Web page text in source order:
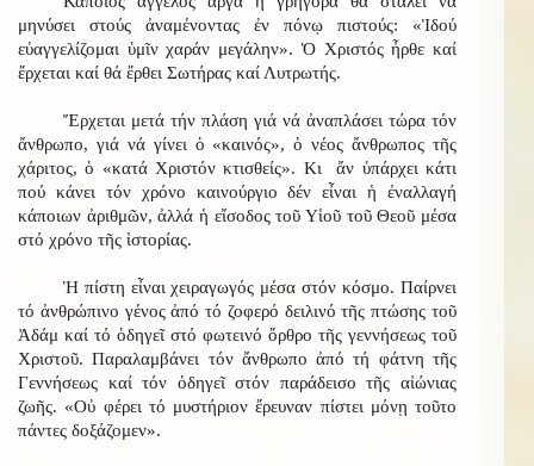
μηνύσει στούς ἀναμένοντας ἐν πόνῳ πιστούς: «Ἱδού
εὐαγγελίζομαι ὑμῖν χαράν μεγάλην». Ὁ Χριστός ἦρθε καί
ἔρχεται καί θά ἔρθει Σωτήρας καί Λυτρωτής.
Ἔρχεται μετά τήν πλάση γιά νά ἀναπλάσει τώρα τόν
ἄνθρωπο, γιά νά γίνει ὁ «καινός», ὁ νέος ἄνθρωπος τῆς
χάριτος, ὁ «κατά Χριστόν κτισθείς». Κι ἄν ὑπάρχει κάτι
πού κάνει τόν χρόνο καινούργιο δέν εἶναι ἡ ἐναλλαγή
κάποιων ἀριθμῶν, ἀλλά ἡ εἴσοδος τοῦ Υἱοῦ τοῦ Θεοῦ μέσα
στό χρόνο τῆς ἱστορίας.
Ἡ πίστη εἶναι χειραγωγός μέσα στόν κόσμο. Παίρνει
τό ἀνθρώπινο γένος ἀπό τό ζοφερό δειλινό τῆς πτώσης τοῦ
Ἀδάμ καί τό ὁδηγεῖ στό φωτεινό ὄρθρο τῆς γεννήσεως τοῦ
Χριστοῦ. Παραλαμβάνει τόν ἄνθρωπο ἀπό τή φάτνη τῆς
Γεννήσεως καί τόν ὁδηγεῖ στόν παράδεισο τῆς αἰώνιας
ζωῆς. «Οὐ φέρει τό μυστήριον ἔρευναν πίστει μόνῃ τοῦτο
πάντες δοξάζομεν».